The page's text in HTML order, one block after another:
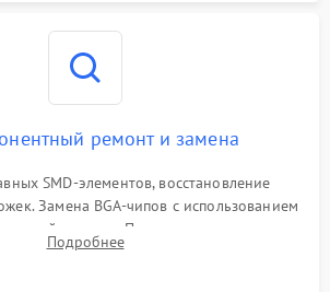
ремонт и замена
SMD-элементов, восстановление
Замена BGA-чипов с использованием
станции. Прошивка микросхемы
замена поврежденных портов USB
Подробнее